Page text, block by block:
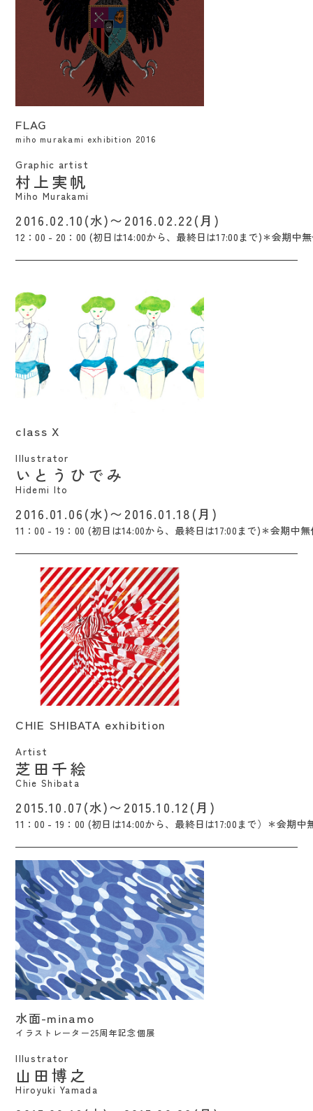
FLAG
miho murakami exhibition 2016
Graphic artist
村上実帆
Miho Murakami
2016.02.10(水)〜2016.02.22(月)
12：00 - 20：00 (初日は14:00から、最終日は17:00まで)＊会期中
class X
Illustrator
いとうひでみ
Hidemi Ito
2016.01.06(水)〜2016.01.18(月)
11：00 - 19：00 (初日は14:00から、最終日は17:00まで)＊会期中
CHIE SHIBATA exhibition
Artist
芝田千絵
Chie Shibata
2015.10.07(水)〜2015.10.12(月)
11：00 - 19：00 (初日は14:00から、最終日は17:00まで）＊会期中
水面-minamo
イラストレーター25周年記念個展
Illustrator
山田博之
Hiroyuki Yamada